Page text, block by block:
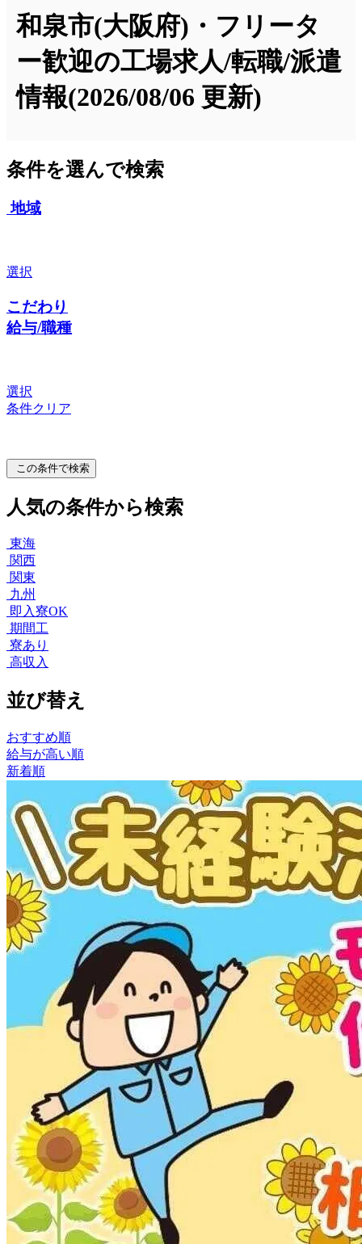
和泉市(大阪府)・フリータ
ー歓迎の工場求人/転職/派遣
情報(2026/08/06 更新)
条件を選んで検索
地域
選択
こだわり
給与/職種
選択
条件クリア
この条件で検索
人気の条件から検索
東海
関西
関東
九州
即入寮OK
期間工
寮あり
高収入
並び替え
おすすめ順
給与が高い順
新着順